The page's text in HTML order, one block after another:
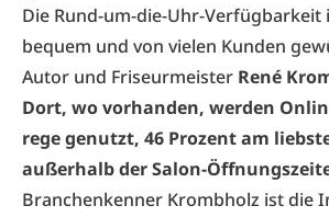
Die Rund-um-die-Uhr-Verfügbarkeit
bequem und von vielen Kunden
Autor und Friseurmeister René
Dort, wo vorhanden, werden
rege genutzt, 46 Prozent am
außerhalb der Salon-
Branchenkenner Krombholz ist die